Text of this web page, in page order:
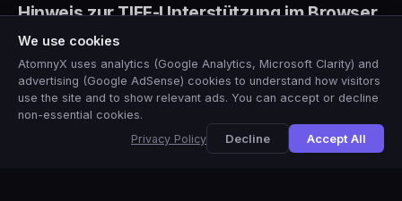
Hinweis zur TIFF-Unterstützung im Browser
Die meisten Browser können einseitige TIFF-Dateien
anzeigen. Mehrseitige TIFFs (mit mehreren IFDs) oder TIFFs
mit CMYK-Farbprofilen werden in einigen Browsern
möglicherweise nicht korrekt decodiert. Bei
problematischen TIFFs zeigt das Tool einen Fehler an – in
diesem Fall solltest du Photoshop oder IrfanView zur
We use cookies
AtomnyX uses analytics (Google Analytics, Microsoft Clarity) and
advertising (Google AdSense) cookies to understand how visitors
use the site and to show relevant ads. You can accept or decline
non-essential cookies.
Privacy Policy
Decline Accept All
View this site in English Yes No, thanks